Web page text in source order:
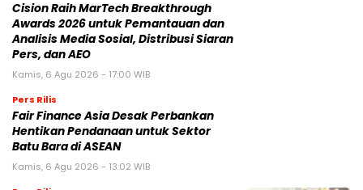
Cision Raih MarTech Breakthrough
Awards 2026 untuk Pemantauan dan
Analisis Media Sosial, Distribusi Siaran
Pers, dan AEO
Kamis, 6 Agu 2026 - 17:00 WIB
Pers Rilis
Fair Finance Asia Desak Perbankan
Hentikan Pendanaan untuk Sektor
Batu Bara di ASEAN
Kamis, 6 Agu 2026 - 13:02 WIB